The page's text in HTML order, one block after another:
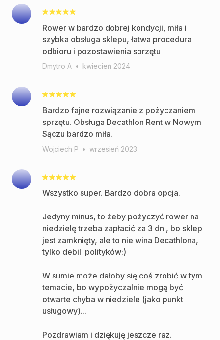
Rower w bardzo dobrej kondycji, miła i
szybka obsługa sklepu, łatwa procedura
odbioru i pozostawienia sprzętu
Dmytro A • kwiecień 2024
Bardzo fajne rozwiązanie z pożyczaniem
sprzętu. Obsługa Decathlon Rent w Nowym
Wojciech P • wrzesień 2023
Wszystko super. Bardzo dobra opcja.
Jedyny minus, to żeby pożyczyć rower na
niedzielę trzeba zapłacić za 3 dni, bo sklep
jest zamknięty, ale to nie wina Decathlona,
tylko debili polityków:)
W sumie może dałoby się coś zrobić w tym
temacie, bo wypożyczalnie mogą być
otwarte chyba w niedziele (jako punkt
usługowy)...
Pozdrawiam i dziękuję jeszcze raz.